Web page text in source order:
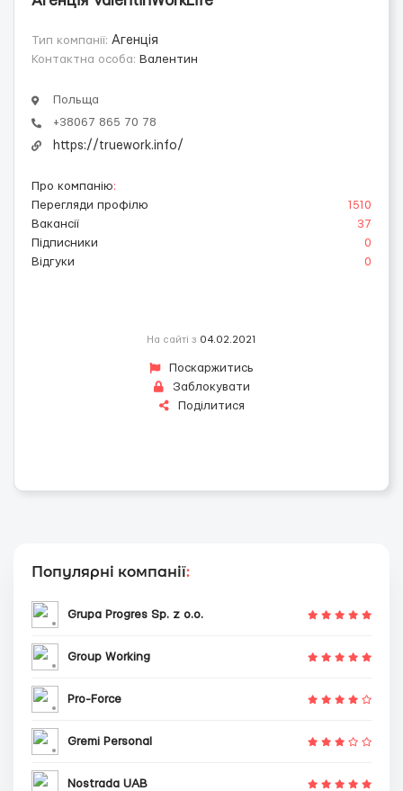
Тип компанії: Агенція
Контактна особа: Валентин
Польща
+38067 865 70 78
https://truework.info/
Про компанію:
Перегляди профілю
1510
Вакансії
37
Підписники
0
Відгуки
0
На сайті з 04.02.2021
Поскаржитись
Заблокувати
Поділитися
Популярні компанії:
Grupa Progres Sp. z o.o.
Group Working
Pro-Force
Gremi Personal
Nostrada UAB